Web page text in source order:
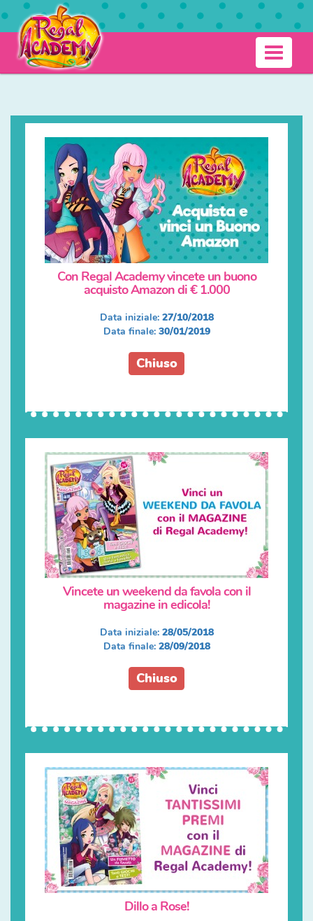
al
contenuto
principale
Regal
Academy
Toggle
Con Regal Academy vincete un buono
acquisto Amazon di € 1.000
Data iniziale: 27/10/2018
Data finale: 30/01/2019
Chiuso
Vincete un weekend da favola con il
magazine in edicola!
Data iniziale: 28/05/2018
Data finale: 28/09/2018
Chiuso
Dillo a Rose!